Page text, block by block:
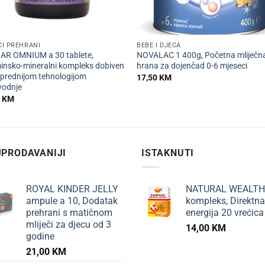
PREHRANI
OMNIUM a 30 tablete,
mineralni kompleks dobiven
tehnologijom
KM
+
BEBE I DJECA
NOVALAC 1 400g, Početna
hrana za dojenčad 0-6 mjeseci
17,50KM
ROYAL KINDER JELLY
ampule a 10, Dodatak
prehrani s matičnom
mliječi za djecu od 3
godine
21,00 KM
ISTAKNUTI
NATURAL
kompleks, Direktna
energija 20 vrećica
14,00 KM